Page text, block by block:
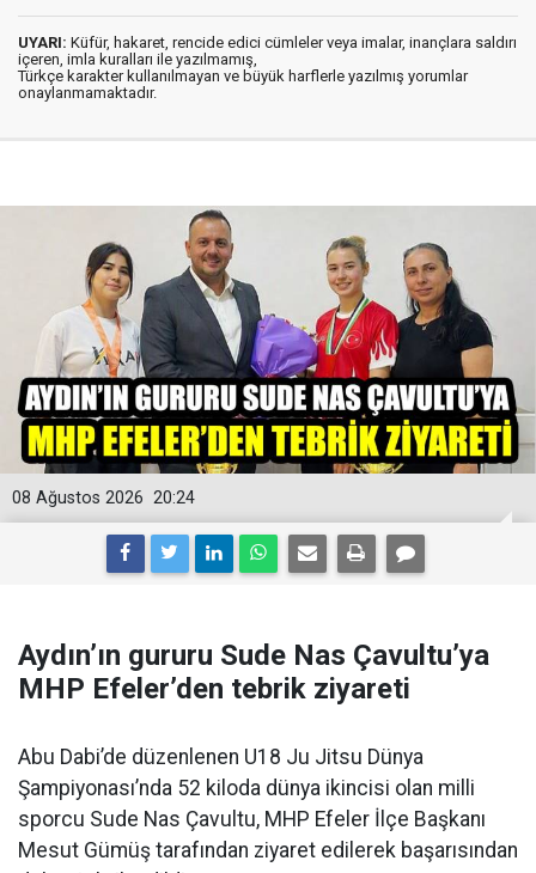
UYARI: Küfür, hakaret, rencide edici cümleler veya imalar, inançlara saldırı
içeren, imla kuralları ile yazılmamış,
Türkçe karakter kullanılmayan ve büyük harflerle yazılmış yorumlar
onaylanmamaktadır.
20:24
08 Ağustos 2026
Aydın’ın gururu Sude Nas Çavultu’ya
MHP Efeler’den tebrik ziyareti
Abu Dabi’de düzenlenen U18 Ju Jitsu Dünya
Şampiyonası’nda 52 kiloda dünya ikincisi olan milli
sporcu Sude Nas Çavultu, MHP Efeler İlçe Başkanı
Mesut Gümüş tarafından ziyaret edilerek başarısından